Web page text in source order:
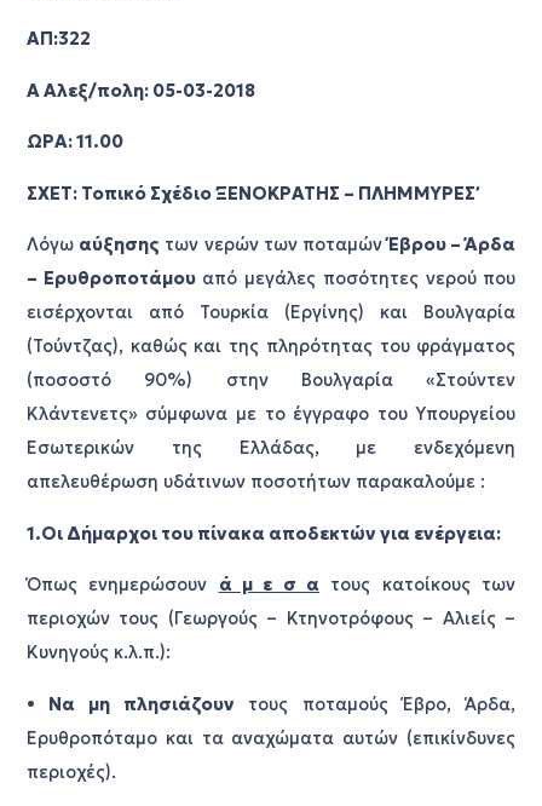
ΑΠ:322
Α Aλεξ/πολη: 05-03-2018
ΩΡΑ: 11.00
ΣΧΕΤ: Τοπικό Σχέδιο ΄΄ΞΕΝΟΚΡΑΤΗΣ – ΠΛΗΜΜΥΡΕΣ΄΄
Λόγω αύξησης των νερών των ποταμώνΈβρου – Άρδα
– Ερυθροποτάμουαπό μεγάλες ποσότητες νερού που
εισέρχονται από Τουρκία (Εργίνης) και Βουλγαρία
(Τούντζας), καθώς και της πληρότητας του φράγματος
(ποσοστό 90%) στην Βουλγαρία «Στούντεν
Κλάντενετς» σύμφωνα με το έγγραφο του Υπουργείου
Εσωτερικών της Ελλάδας, με ενδεχόμενη
απελευθέρωση υδάτινων ποσοτήτων παρακαλούμε :
1.Οι Δήμαρχοι του πίνακα αποδεκτών για ενέργεια:
Όπως ενημερώσουν ά μ ε σ α τους κατοίκους των
περιοχών τους (Γεωργούς – Κτηνοτρόφους – Αλιείς –
Κυνηγούς κ.λ.π.):
• Να μη πλησιάζουν τους ποταμούς Έβρο, Άρδα,
Ερυθροπόταμο και τα αναχώματα αυτών (επικίνδυνες
περιοχές).